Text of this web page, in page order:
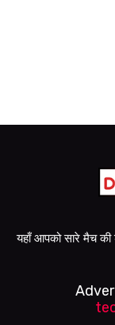
यहाँ आपको सारे मैच की